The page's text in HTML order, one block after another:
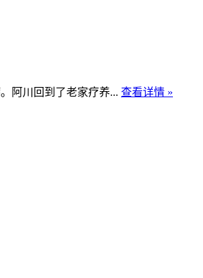
阿川回到了老家疗养... 查看详情 »